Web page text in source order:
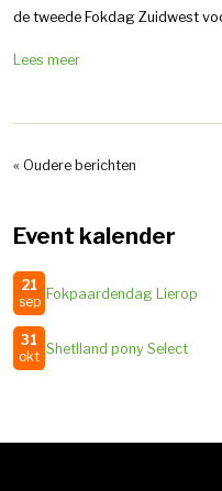
de tweede Fokdag Zuidwest
Lees meer
« Oudere berichten
Event kalender
21
sep Fokpaardendag Lierop
31
okt Shetlland pony Select